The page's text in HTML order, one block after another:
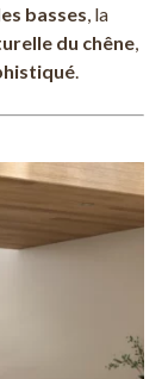
basses , la
du chêne